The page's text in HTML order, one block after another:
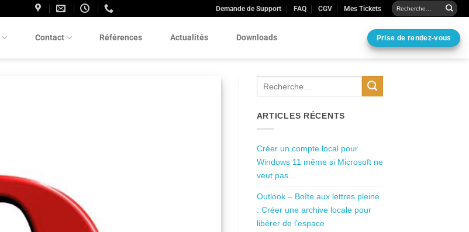
Demande de Support FAQ CGV Mes Tickets
Contact Références Actualités Downloads Prise de rendez-vous
ARTICLES RÉCENTS
Créer un compte local pour
Windows 11 même si Microsoft ne
veut pas…
Outlook – Boîte aux lettres pleine
: Créer une archive locale pour
libérer de l’espace